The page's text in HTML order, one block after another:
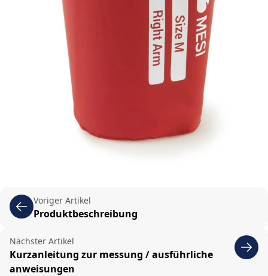
Voriger Artikel
Produktbeschreibung
Nächster Artikel
Kurzanleitung zur messung / ausführliche
anweisungen